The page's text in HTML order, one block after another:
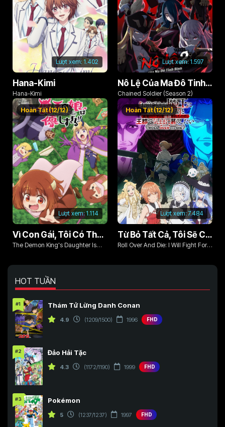
Lượt xem: 1.402
Hana-Kimi
Hana-Kimi
Lượt xem: 1.597
Nô Lệ Của Ma Đô Tinh Binh (Phần 2)
Chained Soldier (Season 2)
Lượt xem: 1.114
Hoàn Tất (12/12)
Vì Con Gái, Tôi Có Thể Đánh Bại Cả Ma Vương
The Demon King's Daughter Is
Lượt xem:7.484
Hoàn Tất (12/12)
Từ Bỏ Tất Cả, Tôi Sẽ Chiến Đấu Cho Một Cuộc Sống Bình Thường Với Tình Yêu Của Đời Mình Và Chiếc Thanh Kiếm Bị Nguyền Rủa!
Roll Over And Die: I Will Fight For
Cursed Sword!
HOT TUẦN
#1 Thám Tử Lừng Danh Conan
4.9 (1209/1500) 1996 FHD
#2 Đảo Hải Tặc
4.3 (1172/1190) 1999 FHD
#3 Pokémon
5 (1237/1237) 1997 FHD